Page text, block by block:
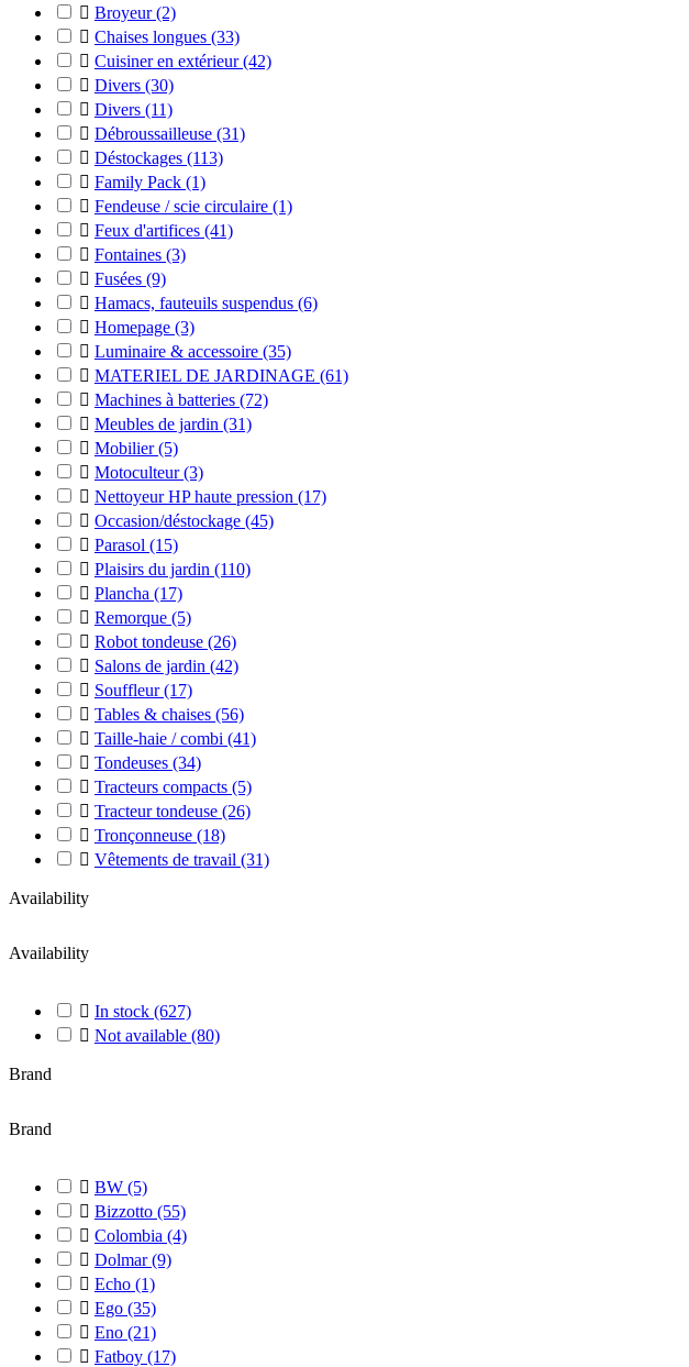
 Broyeur(2)
 Chaises longues (33)
 Cuisiner en extérieur(42)
 Divers (30)
 Divers (11)
 Débroussailleuse (31)
 Déstockages (113)
 Family Pack (1)
 Fendeuse / scie circulaire (1)
 Feux d'artifices (41)
 Fontaines (3)
 Fusées (9)
 Hamacs, fauteuils suspendus (6)
 Homepage (3)
 Luminaire & accessoire (35)
 MATERIEL DE JARDINAGE (61)
 Machines à batteries (72)
 Meubles de jardin (31)
 Mobilier(5)
 Motoculteur(3)
 Nettoyeur HP haute pression (17)
 Occasion/déstockage (45)
 Parasol (15)
 Plaisirs du jardin (110)
 Plancha (17)
 Remorque (5)
 Robot tondeuse (26)
 Salons de jardin (42)
 Souffleur(17)
 Tables & chaises (56)
 Taille-haie / combi (41)
 Tondeuses (34)
 Tracteurs compacts (5)
 Tracteur tondeuse (26)
 Tronçonneuse (18)
 Vêtements de travail (31)
Availability
Availability
 In stock (627)
 Not available (80)
Brand
Brand
 BW (5)
 Bizzotto (55)
 Colombia (4)
 Dolmar(9)
 Echo (1)
 Ego (35)
 Eno (21)
 Fatboy (17)